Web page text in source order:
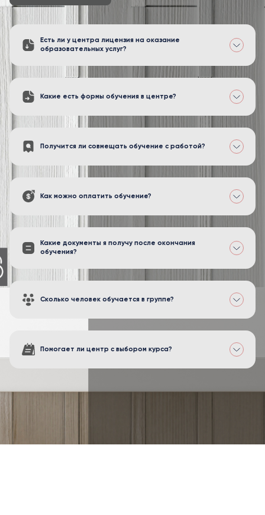
Есть ли у центра лицензия на оказание
образовательных услуг?
Какие есть формы обучения в центре?
Получится ли совмещать обучение с работой?
Как можно оплатить обучение?
Какие документы я получу после окончания
обучения?
Сколько человек обучается в группе?
Помогает ли центр с выбором курса?